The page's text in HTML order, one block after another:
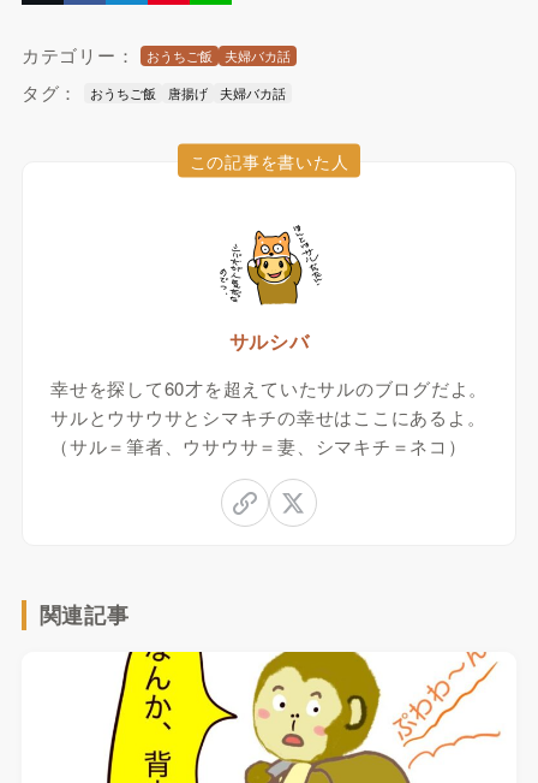
カテゴリー： おうちご飯 夫婦バカ話
タグ： おうちご飯 唐揚げ 夫婦バカ話
この記事を書いた人
サルシバ
幸せを探して60才を超えていたサルのブログだよ。
サルとウサウサとシマキチの幸せはここにあるよ。
（サル＝筆者、ウサウサ＝妻、シマキチ＝ネコ）
関連記事